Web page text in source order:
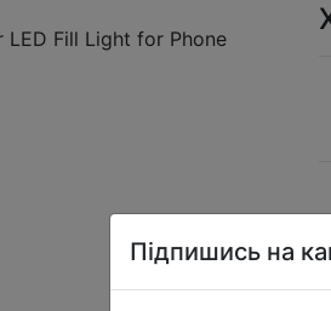
Підпишись на